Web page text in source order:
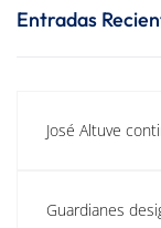
Entradas
José Altuve
Guardianes